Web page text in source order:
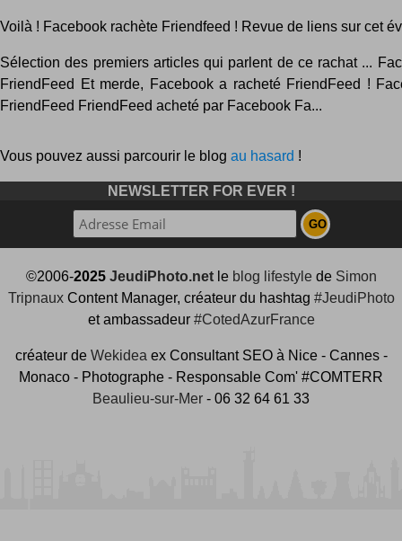
Voilà ! Facebook rachète Friendfeed ! Revue de liens sur cet
Sélection des premiers articles qui parlent de ce rachat ...
FriendFeed Et merde, Facebook a racheté FriendFeed !
FriendFeed FriendFeed acheté par Facebook Fa...
Vous pouvez aussi parcourir le blog au hasard !
NEWSLETTER FOR EVER !
©2006-2025 JeudiPhoto.netle blog lifestylede Simon
TripnauxContent Manager, créateur du hashtag #JeudiPhoto
et ambassadeur #CotedAzurFrance
créateur de Wekidea ex Consultant SEO à Nice - Cannes -
Monaco - Photographe - Responsable Com' #COMTERR
Beaulieu-sur-Mer - 06 32 64 61 33